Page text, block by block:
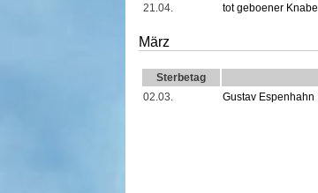
21.04.
tot geboener Knabe
März
Sterbetag
02.03.
Gustav Espenhahn